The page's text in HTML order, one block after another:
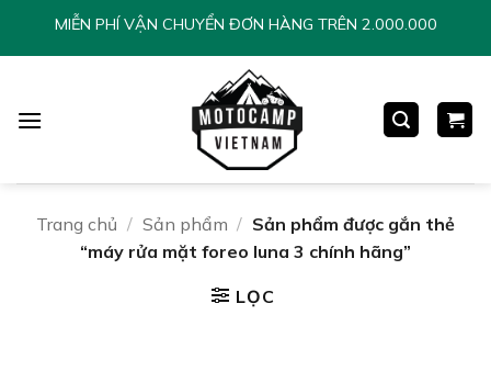
ChuyểnMIỄN PHÍ VẬN CHUYỂN ĐƠN HÀNG TRÊN 2.000.000
Trang chủ / Sản phẩm / Sản phẩm được gắn thẻ
“máy rửa mặt foreo luna 3 chính hãng”
LỌC